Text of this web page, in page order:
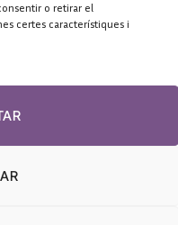
o retirar el
certes característiques i